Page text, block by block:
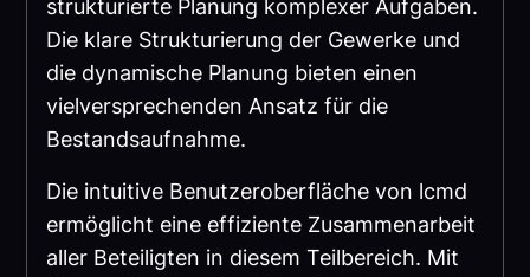
strukturierte Planung komplexer Aufgaben.
Die klare Strukturierung der Gewerke und
die dynamische Planung bieten einen
vielversprechenden Ansatz für die
Bestandsaufnahme.
Die intuitive Benutzeroberfläche von lcmd
ermöglicht eine effiziente Zusammenarbeit
aller Beteiligten in diesem Teilbereich. Mit